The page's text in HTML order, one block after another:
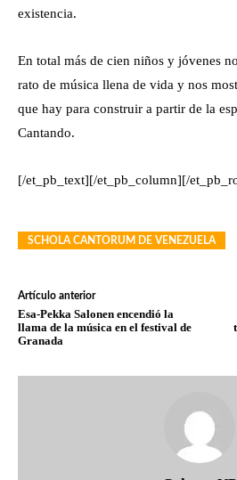
existencia.
En total más de cien niños y jóvenes
rato de música llena de vida y nos
que hay para construir a partir de la
Cantando.
[/et_pb_text][/et_pb_column][/
SCHOLA CANTORUM DE VENEZUELA
Artículo anterior
Esa-Pekka Salonen encendió la
llama de la música en el festival de
Granada